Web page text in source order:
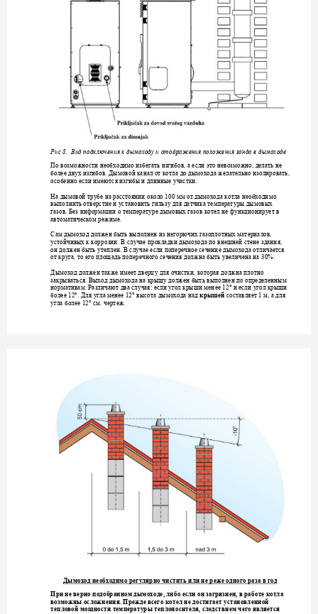
Рис 8. Вид подключения к дымоходу и отображения положения зонда в дымоходе
По возможности необходимо избегать изгибов, а если это невозможно, делать не
более двух изгибов. Дымовой канал от котла до дымохода желательно изолировать,
особенно если имеются изгибы и длинные участки.
На дымовой трубе на расстоянии около 100 мм от дымохода котла необходимо
выполнить отверстие и установить гильзу для датчика температуры дымовых
газов. Без информации о температуре дымовых газов котел не функционирует в
автоматическом режиме.
Сам дымоход должен быть выполнен из негорючих газоплотных материалов,
устойчивых к коррозии. В случае прокладки дымохода по внешней стене здания,
он должен быть утеплен. В случае если поперечное сечение дымохода отличается
от круга, то его площадь поперечного сечения должна быть увеличена на 30%.
Дымоход должен также имеет дверцу для очистки, которая должна плотно
закрываться. Выход дымохода на крышу должен быть выполнен по определенным
нормативам. Различают два случая: если угол крыши менее 12° и если угол крыши
более 12°. Для угла менее 12° высота дымохода над крышей составляет 1 м, а для
угла более 12° см. чертеж.
Дымоход необходимо регулярно чистить или не реже одного раза в год
При не верно подобранном дымоходе, либо если он загрязнен, в работе котла
возможны осложнения. Прежде всего котел не достигает установленной
тепловой мощности температуры теплоносителя, следствием чего является